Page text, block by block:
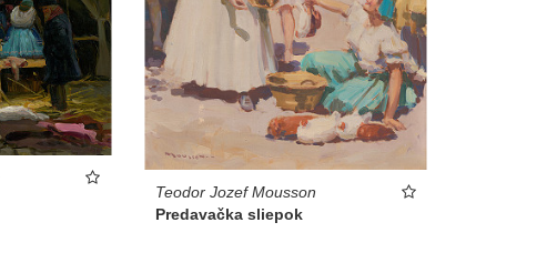
Teodor Jozef Mousson
Predavačka sliepok